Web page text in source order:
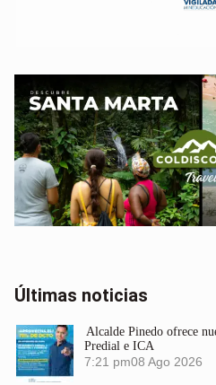
Últimas noticias
Alcalde Pinedo ofrece
Predial e ICA
7:21 pm08 Ago 2026